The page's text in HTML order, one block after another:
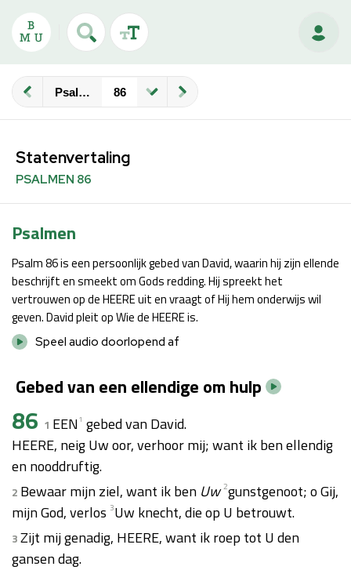
Psalmen
Statenvertaling
PSALMEN 86
Psalmen
Psalm 86 is een persoonlijk gebed van David, waarin hij zijn ellende
beschrijft en smeekt om Gods redding. Hij spreekt het
vertrouwen op de HEERE uit en vraagt of Hij hem onderwijs wil
geven. David pleit op Wie de HEERE is.
Speel audio doorlopend af
Gebed van een ellendige om hulp
86 1 EEN1 gebed van David.
HEERE, neig Uw oor, verhoor mij; want ik ben ellendig
en nooddruftig.
2 Bewaar mijn ziel, want ik ben Uw 2gunstgenoot; o Gij,
mijn God, verlos 3Uw knecht, die op U betrouwt.
3Zijt mij genadig, HEERE, want ik roep tot U den
gansen dag.